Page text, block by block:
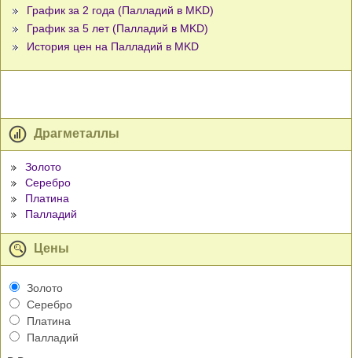
График за 2 года (Палладий в MKD)
График за 5 лет (Палладий в MKD)
История цен на Палладий в MKD
Драгметаллы
Золото
Серебро
Платина
Палладий
Цены
Золото
Серебро
Платина
Палладий